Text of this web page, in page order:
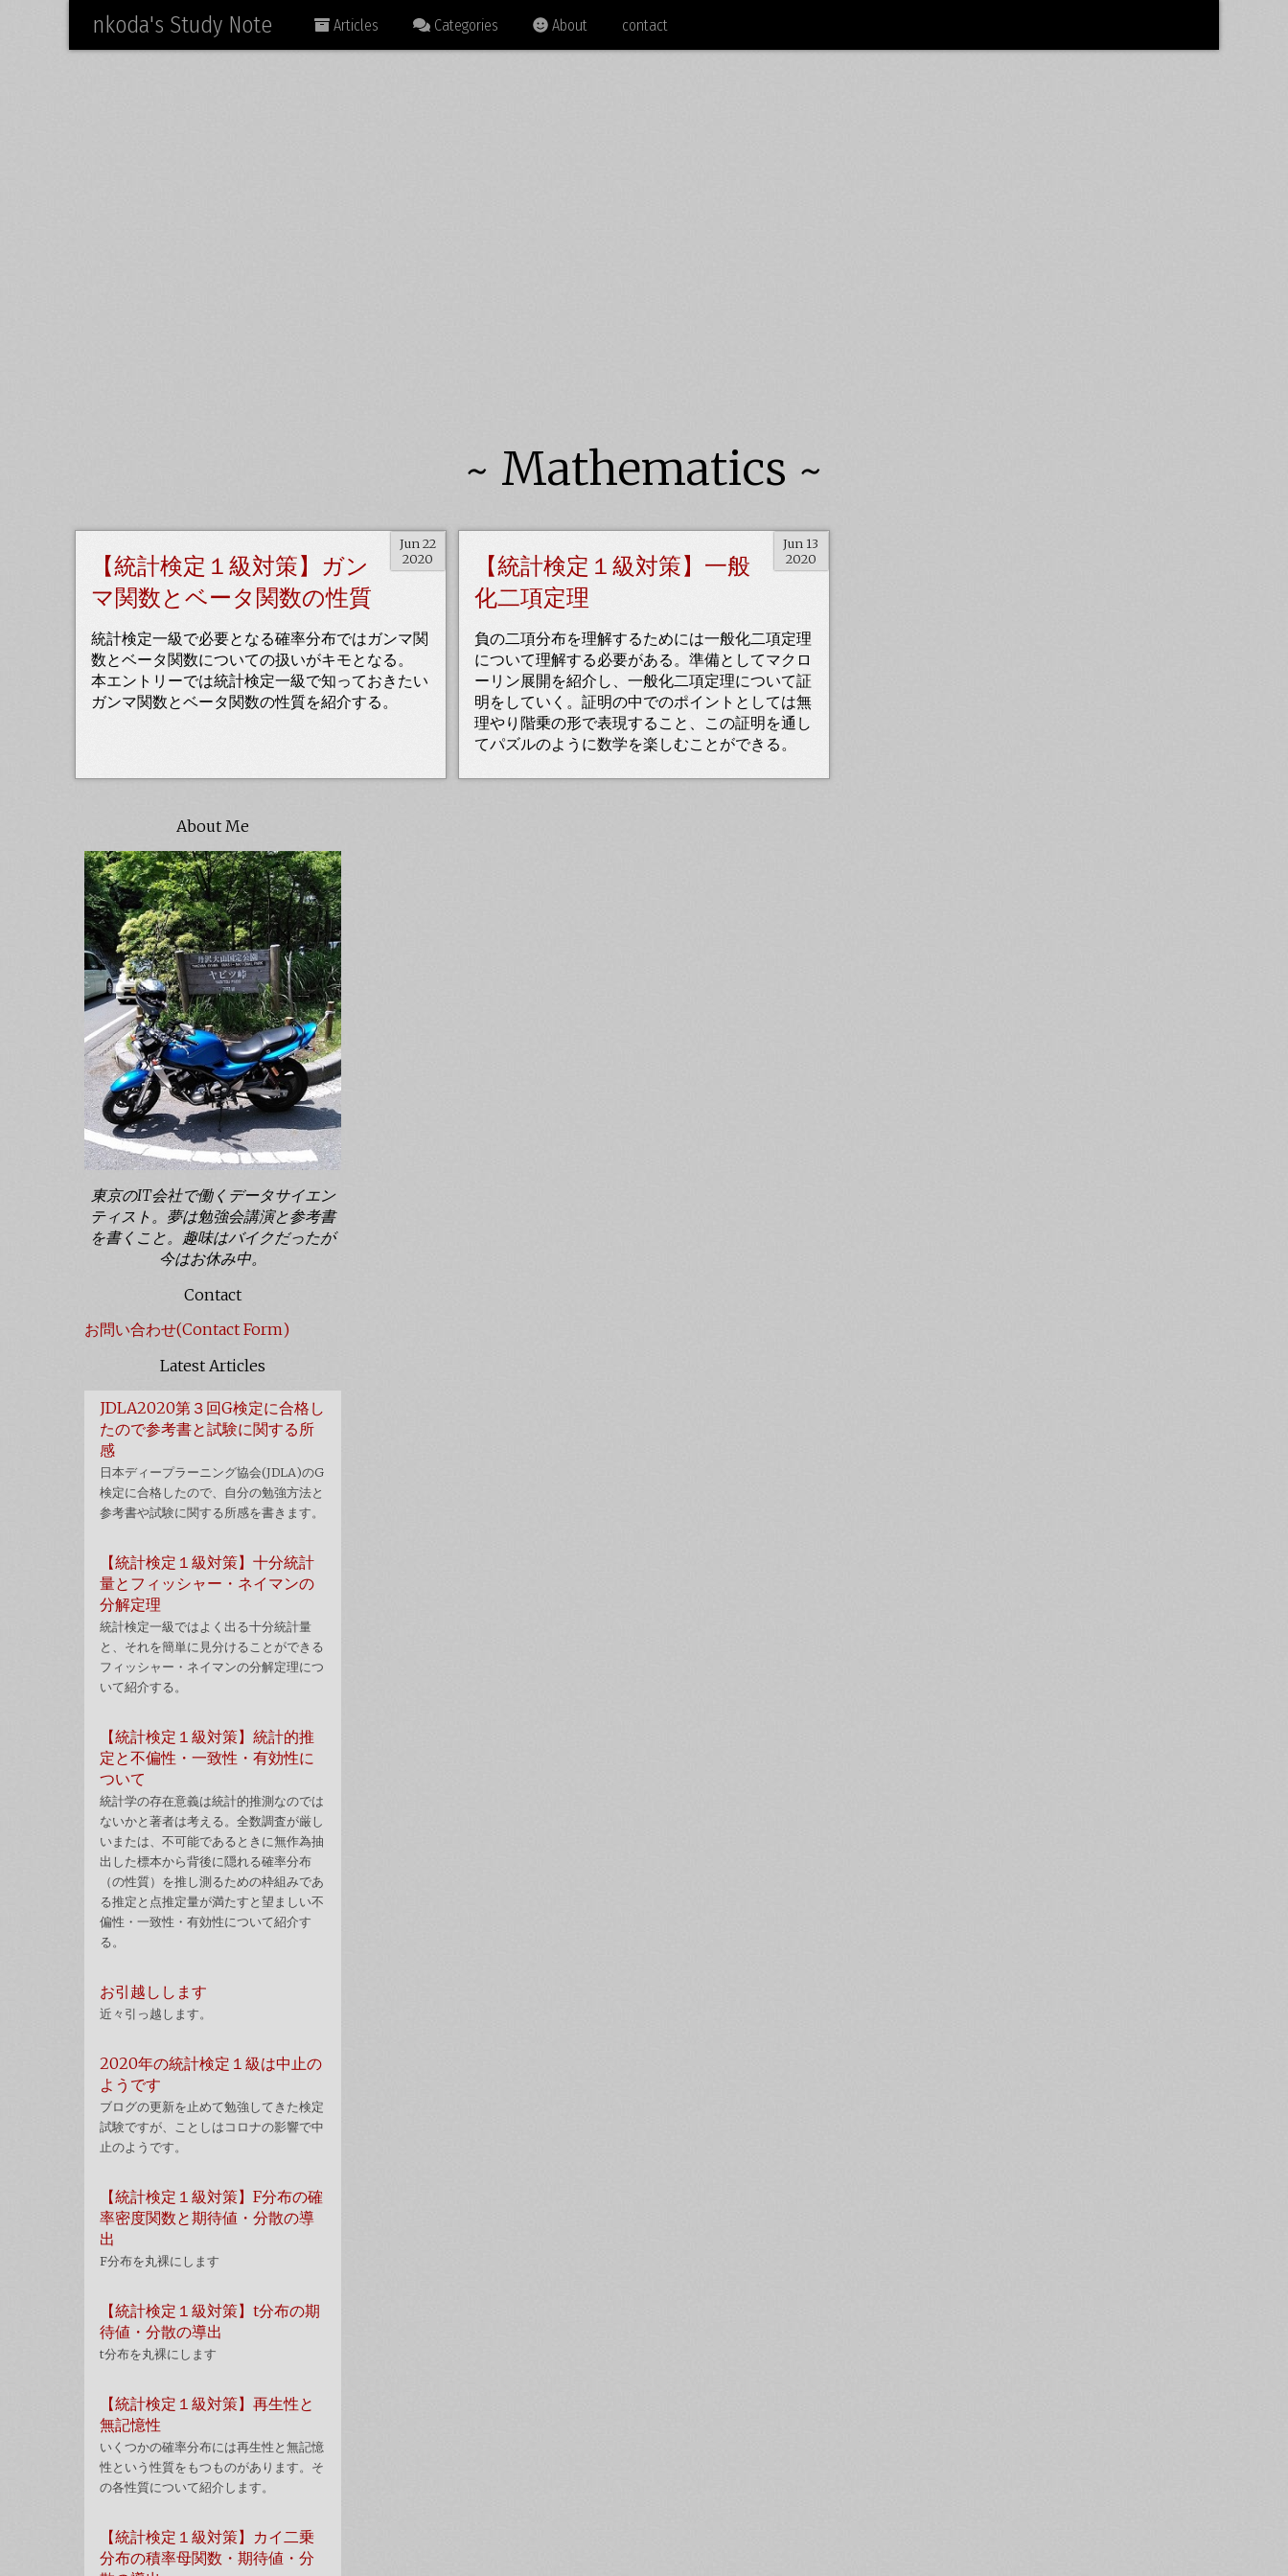
nkoda's Study Note Articles Categories About contact
~ Mathematics ~
Jun 22
2020
【統計検定１級対策】ガン
マ関数とベータ関数の性質
統計検定一級で必要となる確率分布ではガンマ関
数とベータ関数についての扱いがキモとなる。
本エントリーでは統計検定一級で知っておきたい
ガンマ関数とベータ関数の性質を紹介する。
Jun 13
2020
【統計検定１級対策】一般
化二項定理
負の二項分布を理解するためには一般化二項定理
について理解する必要がある。準備としてマクロ
ーリン展開を紹介し、一般化二項定理について証
明をしていく。証明の中でのポイントとしては無
理やり階乗の形で表現すること、この証明を通し
てパズルのように数学を楽しむことができる。
About Me
東京のIT会社で働くデータサイエン
ティスト。夢は勉強会講演と参考書
を書くこと。趣味はバイクだったが
今はお休み中。
Contact
お問い合わせ(Contact Form)
Latest Articles
JDLA2020第３回G検定に合格し
たので参考書と試験に関する所
感
日本ディープラーニング協会(JDLA)のG
検定に合格したので、自分の勉強方法と
参考書や試験に関する所感を書きます。
【統計検定１級対策】十分統計
量とフィッシャー・ネイマンの
分解定理
統計検定一級ではよく出る十分統計量
と、それを簡単に見分けることができる
フィッシャー・ネイマンの分解定理につ
いて紹介する。
【統計検定１級対策】統計的推
定と不偏性・一致性・有効性に
ついて
統計学の存在意義は統計的推測なのでは
ないかと著者は考える。全数調査が厳し
いまたは、不可能であるときに無作為抽
出した標本から背後に隠れる確率分布
（の性質）を推し測るための枠組みであ
る推定と点推定量が満たすと望ましい不
偏性・一致性・有効性について紹介す
る。
お引越しします
近々引っ越します。
2020年の統計検定１級は中止の
ようです
ブログの更新を止めて勉強してきた検定
試験ですが、ことしはコロナの影響で中
止のようです。
【統計検定１級対策】F分布の確
率密度関数と期待値・分散の導
出
F分布を丸裸にします
【統計検定１級対策】t分布の期
待値・分散の導出
t分布を丸裸にします
【統計検定１級対策】再生性と
無記憶性
いくつかの確率分布には再生性と無記憶
性という性質をもつものがあります。そ
の各性質について紹介します。
【統計検定１級対策】カイ二乗
分布の積率母関数・期待値・分